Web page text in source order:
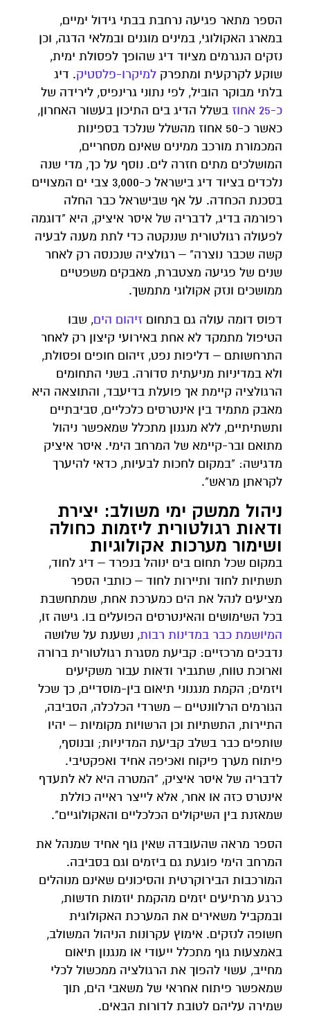
הספר מתאר פגיעה נרחבת בבתי גידול ימיים,
במארג האקולוגי, במינים מוגנים ובמלאי הדגה, וכן
נזקים הנגרמים מציוד דיג שהופך לפסולת ימית,
שוקע לקרקעית ומתפרק למיקרו-פלסטיק. דיג
בלתי מבוקר הוביל, לפי נתוני גרינפיס, לירידה של
כ-25 אחוז
בשלל הדיג בים התיכון בעשור האחרון,
כאשר כ-50 אחוז מהשלל שנלכד בספינות
המכמורת מורכב ממינים שאינם מסחריים,
המושלכים מתים חזרה לים. נוסף על כך, מדי שנה
נלכדים בציוד דיג בישראל כ-3,000 צבי ים המצויים
בסכנת הכחדה. על אף שבישראל כבר החלה
רפורמה בדיג, לדבריה של איסר איציק, היא "דוגמה
לפעולה רגולטורית שננקטה כדי לתת מענה לבעיה
קשה שכבר נוצרה" – רגולציה שנכנסה רק לאחר
שנים של פגיעה מצטברת, מאבקים משפטיים
ממושכים ונזק אקולוגי מתמשך.
דפוס דומה עולה גם בתחום זיהום הים, שבו
הטיפול מתמקד לא אחת באירועי קיצון רק לאחר
התרחשותם – דליפות נפט, זיהום חופים ופסולת,
ולא במדיניות מניעתית סדורה. בשני התחומים
הרגולציה קיימת אך פועלת בדיעבד, והתוצאה היא
מאבק מתמיד בין אינטרסים כלכליים, סביבתיים
ותשתיתיים, ללא מנגנון מתכלל שמאפשר ניהול
מתואם ובר-קיימא של המרחב הימי. איסר איציק
מדגישה: "במקום לחכות לבעיות, כדאי להיערך
לקראתן מראש".
ניהול ממשק ימי משולב: יצירת
ודאות רגולטורית ליזמות כחולה
ושימור מערכות אקולוגיות
במקום שכל תחום בים ינוהל בנפרד – דיג לחוד,
תשתיות לחוד ותיירות לחוד – כותבי הספר
מציעים לנהל את הים כמערכת אחת, שמתחשבת
בכל השימושים והאינטרסים הפועלים בו. גישה זו,
המיושמת כבר במדינות רבות, נשענת על שלושה
נדבכים מרכזיים: קביעת מסגרת רגולטורית ברורה
וארוכת טווח, שתגביר ודאות עבור משקיעים
ויזמים; הקמת מנגנוני תיאום בין-מוסדיים, כך שכל
הגורמים הרלוונטיים – משרדי הכלכלה, הסביבה,
התיירות, התשתיות וכן הרשויות מקומיות – יהיו
שותפים כבר בשלב קביעת המדיניות; ובנוסף,
פיתוח מערך פיקוח ואכיפה אחיד ואפקטיבי.
לדבריה של איסר איציק, "המטרה היא לא לתעדף
אינטרס כזה או אחר, אלא לייצר ראייה כוללת
שמאזנת בין השיקולים הכלכליים והאקולוגיים".
הספר מראה שהעובדה שאין גוף אחיד שמנהל את
המרחב הימי פוגעת גם ביזמים וגם בסביבה.
המורכבות הבירוקרטית והסיכונים שאינם מנוהלים
כרגע מרתיעים יזמים מהקמת יוזמות חדשות,
ובמקביל משאירים את המערכת האקולוגית
חשופה לנזקים. אימוץ עקרונות הניהול המשולב,
באמצעות גוף מתכלל ייעודי או מנגנון תיאום
מחייב, עשוי להפוך את הרגולציה ממכשול לכלי
שמאפשר פיתוח אחראי של משאבי הים, תוך
שמירה עליהם לטובת לדורות הבאים.